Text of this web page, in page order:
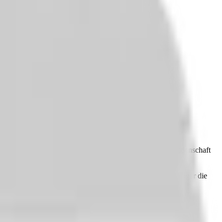
Team von 95 Mitarbeiter:innen, die mit Herz und Leidenschaft
die Tätigkeit bei uns erforderlich, und wir bieten Dir sogar die
zu gestalten!